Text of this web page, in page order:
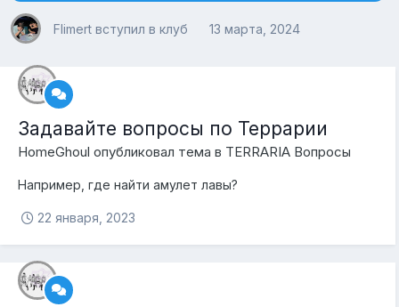
Flimert вступил в клуб 13 марта, 2024
Задавайте вопросы по Террарии
HomeGhoul опубликовал тема в TERRARIA Вопросы
Например, где найти амулет лавы?
22 января, 2023